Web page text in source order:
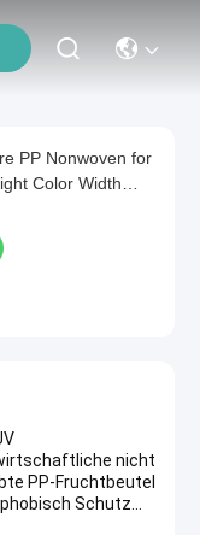
PP Nonwoven for
Color Width
nicht
PP-Fruchtbeutel
Schutz